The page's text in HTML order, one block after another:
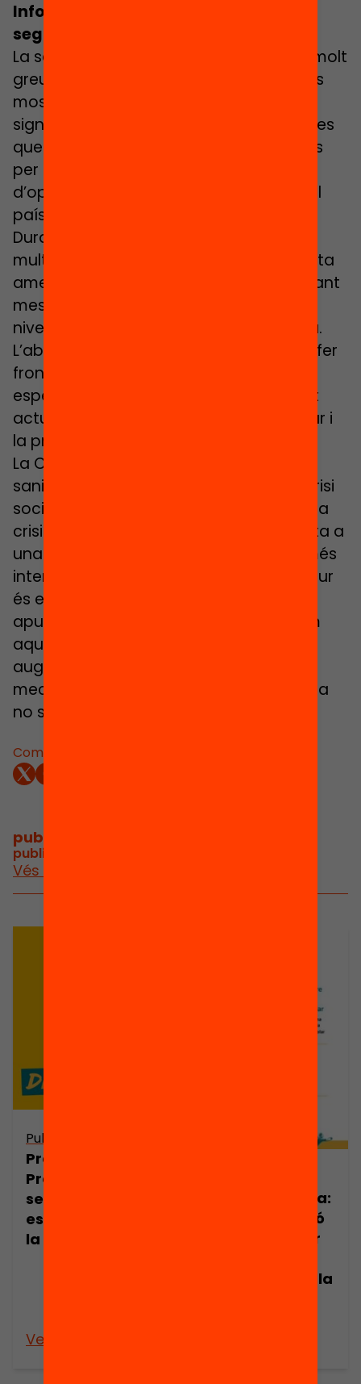
Comparteix:
Informe sobre l’estat i l’evolució de la
segregació escolar a Catalunya
La segregació escolar és un problema molt
greu a Catalunya. Les dades disponibles
mostren que hi ha un desequilibri
significatiu en la composició a les escoles
que comporta conseqüències perilloses
per la cohesió social, la igualtat
d’oportunitats i el desenvolupament del
país.
Durant l’última dècada s’han publicat
multitud d’estudis alertant sobre aquesta
amenaça però encara no s’estan aplicant
mesures suficientment contundents a
nivell nacional i municipal per mitigar-la.
L’absència d’una resposta efectiva per fer
front a la segregació escolar és
especialment preocupant en el context
actual, amb un augment ingent de l’atur i
la precarietat.
La COVID-19 ha provocat una greu crisi
sanitària que ha desembocat en una crisi
social i econòmica. 12 anys desprès de la
crisi financera de 2008, el món s’enfronta a
una nova emergència que podria ser més
intensa que la seva predecessora. El futur
és encara incert, però hi ha indicis que
apunten que en un context de crisi com
aquest la segregació escolar pot
augmentar, especialment si els
mecanismes d’escolarització equilibrada
no són robustos.
publicacions i vídeos
publicacions i vídeos relacionats
Vés a publicacions i vídeos
Publicació
Presentació:
Preinscripció i
segregació
escolar davant
la Covid-19
Veure’n més
Nota de premsa:
La preinscripció
serà crítica per
creixement de la